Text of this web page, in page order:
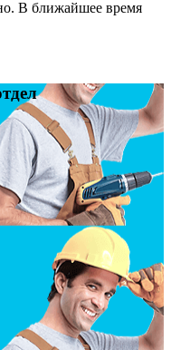
В ближайшее время